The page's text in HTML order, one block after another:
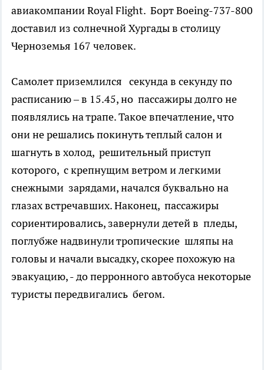
авиакомпании Royal Flight. Борт Boeing-737-800
доставил из солнечной Хургады в столицу
Черноземья 167 человек.
Самолет приземлился секунда в секунду по
расписанию – в 15.45, но пассажиры долго не
появлялись на трапе. Такое впечатление, что
они не решались покинуть теплый салон и
шагнуть в холод, решительный приступ
которого, с крепнущим ветром и легкими
снежными зарядами, начался буквально на
глазах встречавших. Наконец, пассажиры
сориентировались, завернули детей в пледы,
поглубже надвинули тропические шляпы на
головы и начали высадку, скорее похожую на
эвакуацию, - до перронного автобуса некоторые
туристы передвигались бегом.